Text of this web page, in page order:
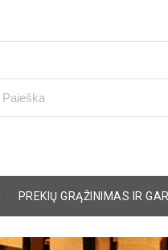
PREKIŲ GRĄŽINIMAS IR